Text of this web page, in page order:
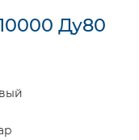
Ду80